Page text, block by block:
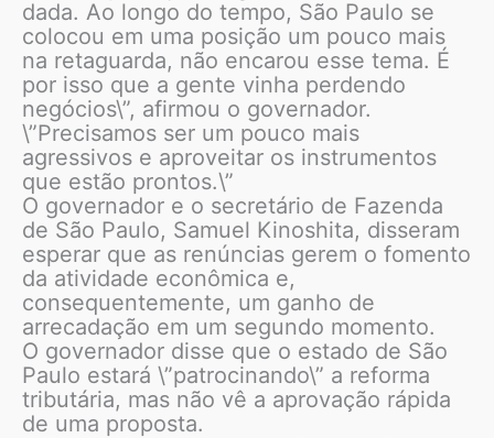
dada. Ao longo do tempo, São Paulo se
colocou em uma posição um pouco mais
na retaguarda, não encarou esse tema. É
por isso que a gente vinha perdendo
negócios\”, afirmou o governador.
\”Precisamos ser um pouco mais
agressivos e aproveitar os instrumentos
que estão prontos.\”
O governador e o secretário de Fazenda
de São Paulo, Samuel Kinoshita, disseram
esperar que as renúncias gerem o fomento
da atividade econômica e,
consequentemente, um ganho de
arrecadação em um segundo momento.
O governador disse que o estado de São
Paulo estará \”patrocinando\” a reforma
tributária, mas não vê a aprovação rápida
de uma proposta.